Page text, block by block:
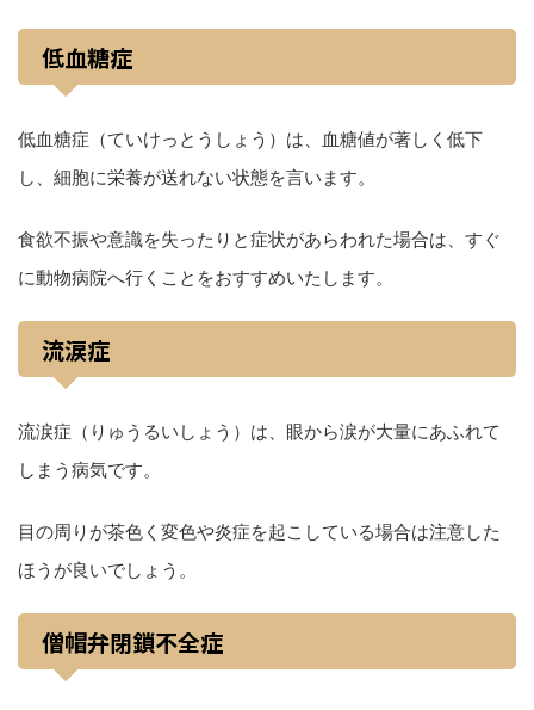
低血糖症
低血糖症（ていけっとうしょう）は、血糖値が著しく低下
し、細胞に栄養が送れない状態を言います。
食欲不振や意識を失ったりと症状があらわれた場合は、すぐ
に動物病院へ行くことをおすすめいたします。
流涙症
流涙症（りゅうるいしょう）は、眼から涙が大量にあふれて
しまう病気です。
目の周りが茶色く変色や炎症を起こしている場合は注意した
ほうが良いでしょう。
僧帽弁閉鎖不全症